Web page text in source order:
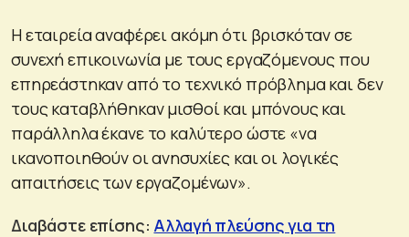
Η εταιρεία αναφέρει ακόμη ότι βρισκόταν σε
συνεχή επικοινωνία με τους εργαζόμενους που
επηρεάστηκαν από το τεχνικό πρόβλημα και δεν
τους καταβλήθηκαν μισθοί και μπόνους και
παράλληλα έκανε το καλύτερο ώστε «να
ικανοποιηθούν οι ανησυχίες και οι λογικές
απαιτήσεις των εργαζομένων».
Διαβάστε επίσης: Αλλαγή πλεύσης για τη